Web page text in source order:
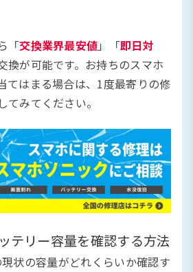
「交換業界最安値」「即日対
換が可能です。お持ちのスマホ
てはまる場合は、1度最寄りの修
みてください。
テリー容量を確認する方法
状の容量がどれくらいか確認す